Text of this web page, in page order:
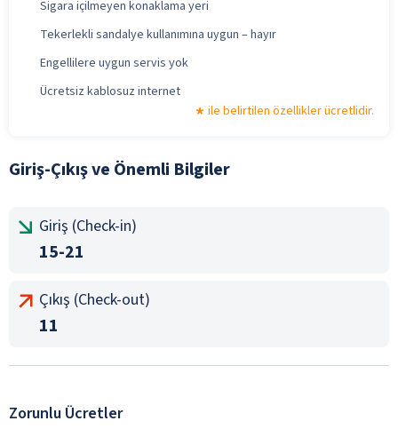
Sigara içilmeyen konaklama yeri
Tekerlekli sandalye kullanımına uygun – hayır
Engellilere uygun servis yok
Ücretsiz kablosuz internet
ile belirtilen özellikler ücretlidir.
Giriş-Çıkış ve Önemli Bilgiler
Giriş (Check-in)
15-21
Çıkış (Check-out)
11
Zorunlu Ücretler